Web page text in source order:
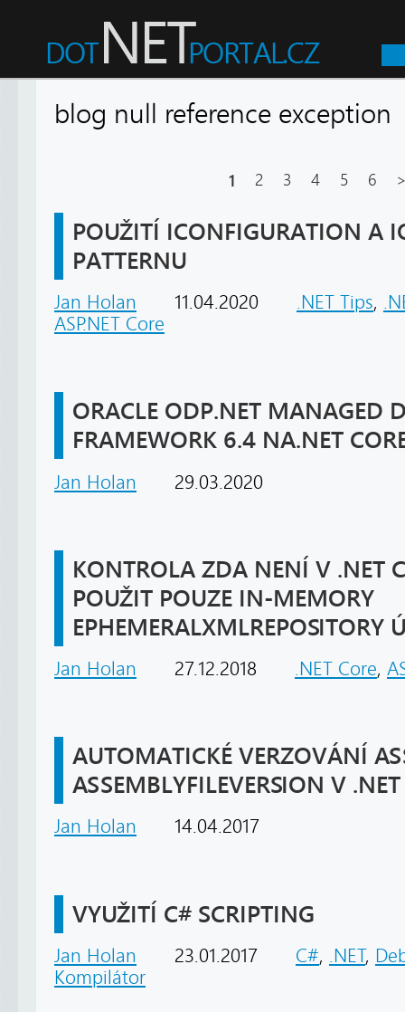
blog null reference
1 2 3 4 5 6
POUŽITÍ ICONFIGURATION A
PATTERNU
Jan Holan 11.04.2020 .NET Tips,
ASP.NET Core
ORACLE ODP.NET MANAGED
FRAMEWORK 6.4 NA.NET
Jan Holan 29.03.2020
KONTROLA ZDA NENÍ V .NET
POUŽIT POUZE IN-MEMORY
EPHEMERALXMLREPOSITORY
Jan Holan 27.12.2018 .NET Core,
AUTOMATICKÉ VERZOVÁNÍ
ASSEMBLYFILEVERSION V
Jan Holan 14.04.2017
VYUŽITÍ C# SCRIPTING
Jan Holan 23.01.2017 C#, .NET,
Kompilátor